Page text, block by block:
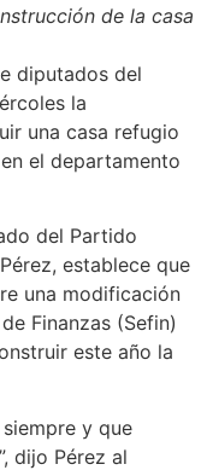
de la casa
diputados del
la
una casa refugio
el departamento
del Partido
establece que
una modificación
Finanzas (Sefin)
este año la
y que
dijo Pérez al